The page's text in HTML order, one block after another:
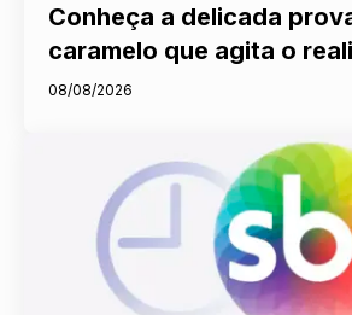
Conheça a delicada
caramelo que agita o
08/08/2026